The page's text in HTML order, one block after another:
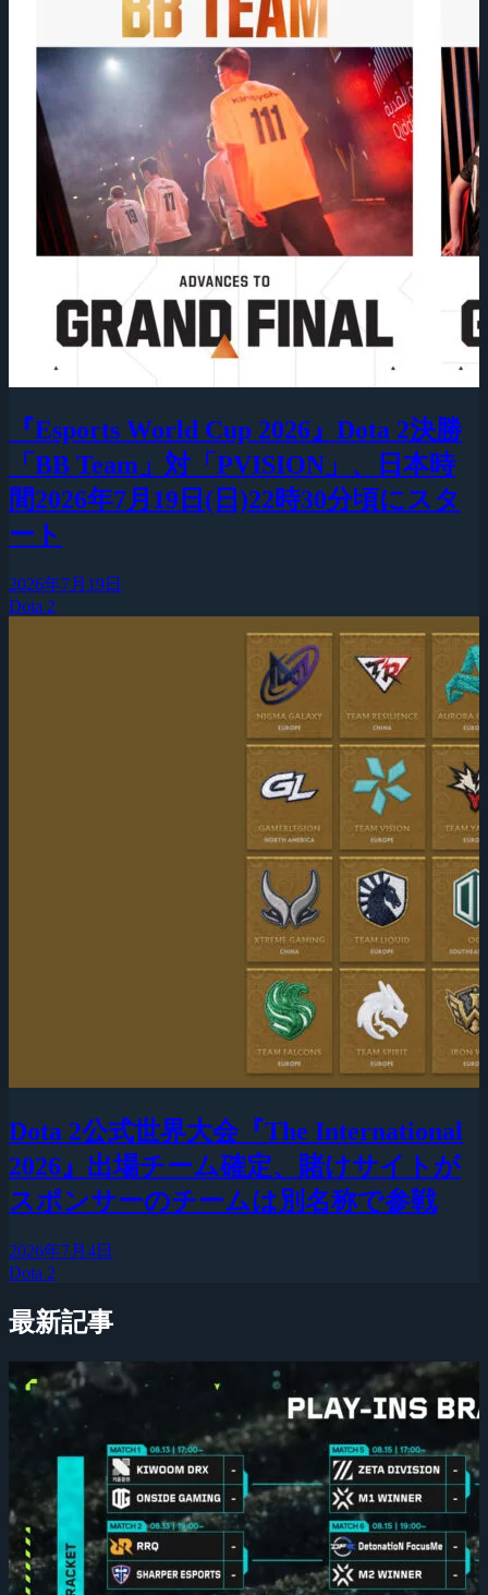
『Esports World Cup 2026』Dota 2決勝
「BB Team」対「PVISION」、日本時
間2026年7月19日(日)22時30分頃にスタ
ート
2026年7月19日
Dota 2
Dota 2公式世界大会『The International
2026』出場チーム確定、賭けサイトが
スポンサーのチームは別名称で参戦
2026年7月4日
Dota 2
最新記事